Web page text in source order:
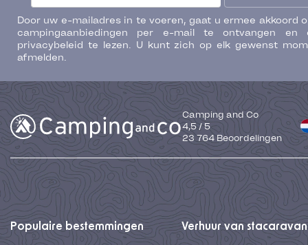
Door uw e-mailadres in te voeren, gaat u ermee akkoord
campingaanbiedingen per e-mail te ontvangen en
privacybeleid te lezen. U kunt zich op elk gewenst
afmelden.
Camping and Co
4,5/5
23 764Beoordelingen
Populaire bestemmingen Verhuur van